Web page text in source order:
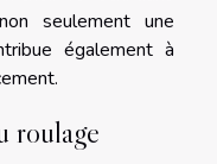
seulement une
également à
roulage